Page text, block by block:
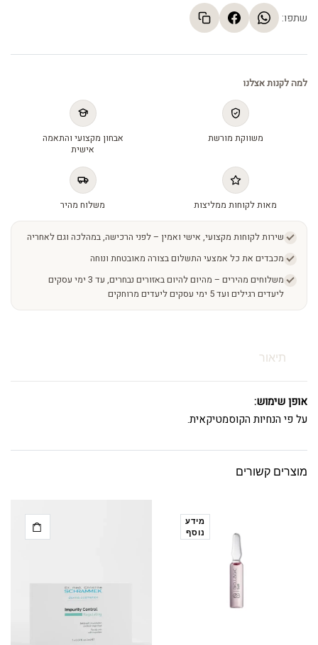
שתפו:
למה לקנות אצלנו
משווקת מורשת
אבחון מקצועי והתאמה
אישית
מאות לקוחות ממליצות משלוח מהיר
שירות לקוחות מקצועי, אישי ואמין – לפני הרכישה, במהלכה וגם לאחריה
מכבדים את כל אמצעי התשלום בצורה מאובטחת ונוחה
משלוחים מהירים – מהיום להיום באזורים נבחרים, עד 3 ימי עסקים
ליעדים רגילים ועד 5 ימי עסקים ליעדים מרוחקים
תיאור
אופן שימוש:
על פי הנחיות הקוסמטיקאית.
מוצרים קשורים
מידע
נוסף